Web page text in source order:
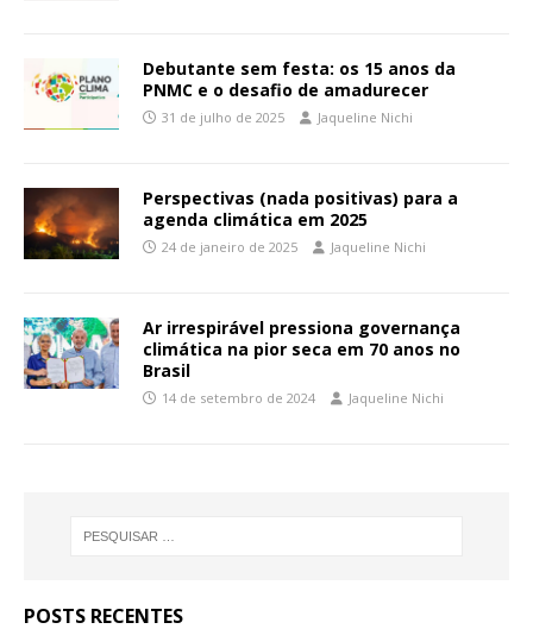
Debutante sem festa: os 15 anos da
PNMC e o desafio de amadurecer
31 de julho de 2025 Jaqueline Nichi
Perspectivas (nada positivas) para a
agenda climática em 2025
24 de janeiro de 2025 Jaqueline Nichi
Ar irrespirável pressiona governança
climática na pior seca em 70 anos no
Brasil
14 de setembro de 2024 Jaqueline Nichi
POSTS RECENTES